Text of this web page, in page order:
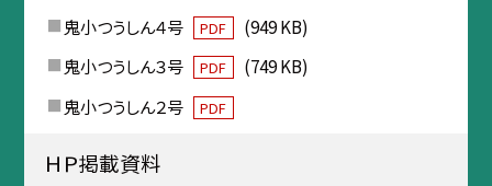
鬼小つうしん４号
PDF
(949 KB)
鬼小つうしん３号
PDF
(749 KB)
鬼小つうしん２号
PDF
ＨＰ掲載資料